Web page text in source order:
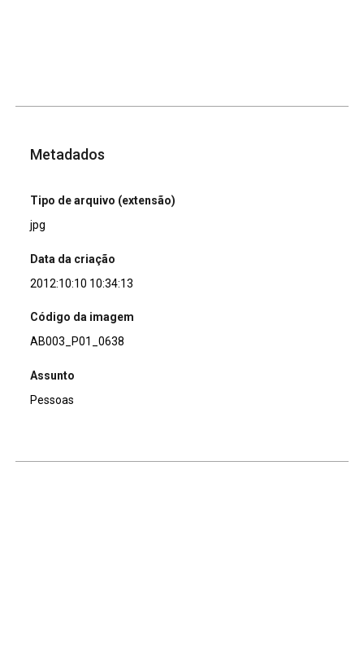
Metadados
Tipo de arquivo (extensão)
jpg
Data da criação
2012:10:10 10:34:13
Código da imagem
AB003_P01_0638
Assunto
Pessoas